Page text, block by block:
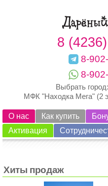
8
8-
8-
Выбрать город:
МФК "Находка Мега" (2
О нас Как купить
Активация
Хиты продаж